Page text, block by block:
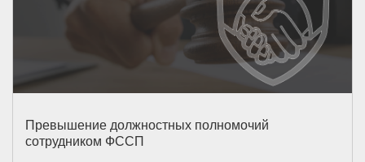
Превышение должностных полномочий
сотрудником ФССП